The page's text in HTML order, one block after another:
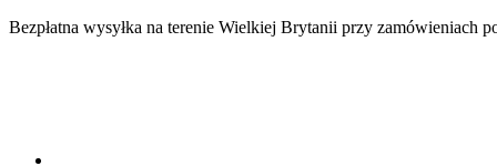
Bezpłatna wysyłka na terenie Wielkiej Brytanii przy zamówieniach